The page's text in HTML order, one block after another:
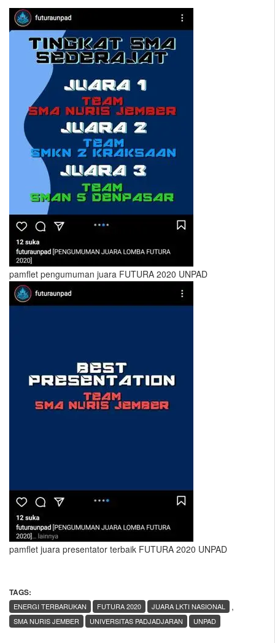
pamflet pengumuman juara FUTURA 2020 UNPAD
pamflet juara presentator terbaik FUTURA 2020 UNPAD
TAGS:
,
ENERGI TERBARUKAN FUTURA 2020
JUARA LKTI NASIONAL
SMA NURIS JEMBER
UNIVERSITAS PADJADJARAN UNPAD